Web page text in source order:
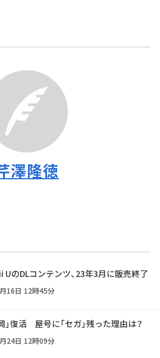
澤隆徳
UのDLコンテンツ、23年3月に販売終了
16日 12時45分
」復活 屋号に「セガ」残った理由は？
24日 12時09分